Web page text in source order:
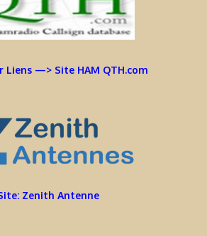
Liens —> Site HAM QTH.com
Zenith Antenne